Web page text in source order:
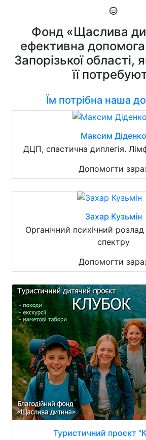
Фонд «Щаслива
ефективна
Запорізької області,
її
Їм потрібна наша
Максим Діденко
ДЦП, спастична диплегія.
Допомогти
Захар Кузьмін
Органічний психічний
спектру
Допомогти
Туристичний проєкт